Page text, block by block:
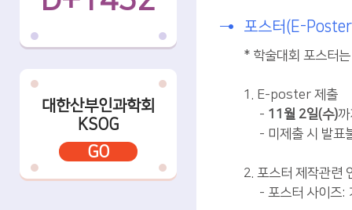
포스터(E-
* 학술대회 포스터
1. E-poster 제출
- 11월 2일(수)
- 미제출 시 발표
2. 포스터 제작관련
- 포스터 사이즈:
대한산부인과학회
KSOG
GO